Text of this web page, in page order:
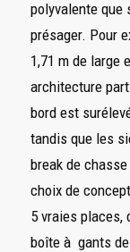
polyvalente que
présager. Pour
1,71 m de large
architecture
bord est
tandis que les
break de
choix de
5 vraies places,
boîte à gants